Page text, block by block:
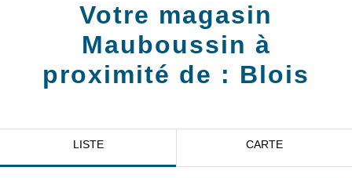
Votre magasin
Mauboussin à
proximité de : Blois
LISTE CARTE